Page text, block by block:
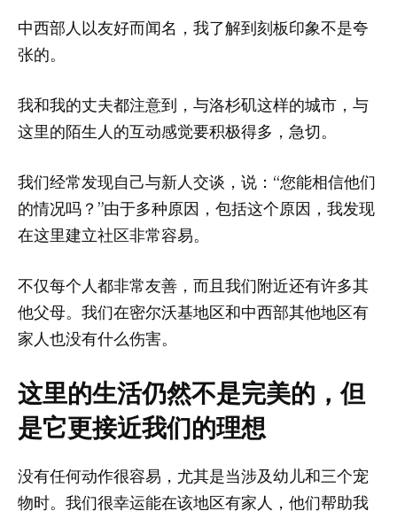
中西部人以友好而闻名，我了解到刻板印象不是夸
张的。
我和我的丈夫都注意到，与洛杉矶这样的城市，与
这里的陌生人的互动感觉要积极得多，急切。
我们经常发现自己与新人交谈，说：“您能相信他们
的情况吗？”由于多种原因，包括这个原因，我发现
在这里建立社区非常容易。
不仅每个人都非常友善，而且我们附近还有许多其
他父母。我们在密尔沃基地区和中西部其他地区有
家人也没有什么伤害。
这里的生活仍然不是完美的，但
是它更接近我们的理想
没有任何动作很容易，尤其是当涉及幼儿和三个宠
物时。我们很幸运能在该地区有家人，他们帮助我